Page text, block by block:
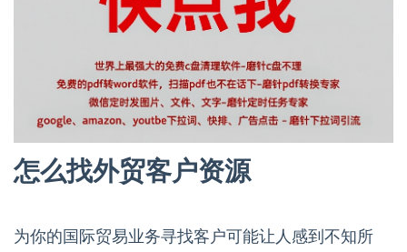
怎么找外贸客户资源
为你的国际贸易业务寻找客户可能让人感到不知所